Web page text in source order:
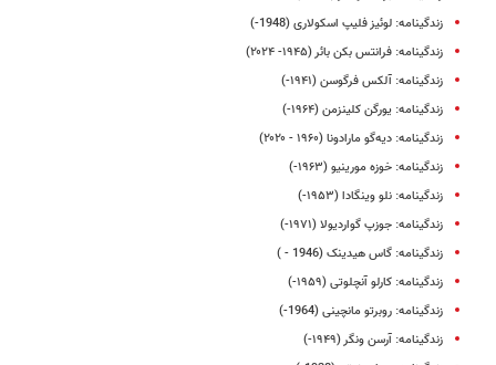
زندگینامه: لوئیز فلیپ اسکولاری (1948-)
زندگینامه: فرانتس بکن‌ بائر (۱۹۴۵- ۲۰۲۴)
زندگینامه: آلکس فرگوسن (۱۹۴۱-)
زندگینامه: یورگن کلینزمن (۱۹۶۴-)
زندگینامه: دیه‌گو مارادونا (۱۹۶۰ - ۲۰۲۰)
زندگینامه: خوزه مورینیو (۱۹۶۳-)
زندگینامه: نلو وینگادا (۱۹۵۳-)
زندگینامه: جوزپ گواردیولا (۱۹۷۱-)
زندگینامه: گاس هیدینک (1946 - )
زندگینامه: کارلو آنچلوتی (۱۹۵۹-)
زندگینامه: روبرتو مانچینی (1964-)
زندگینامه: آرسن ونگر (۱۹۴۹-)